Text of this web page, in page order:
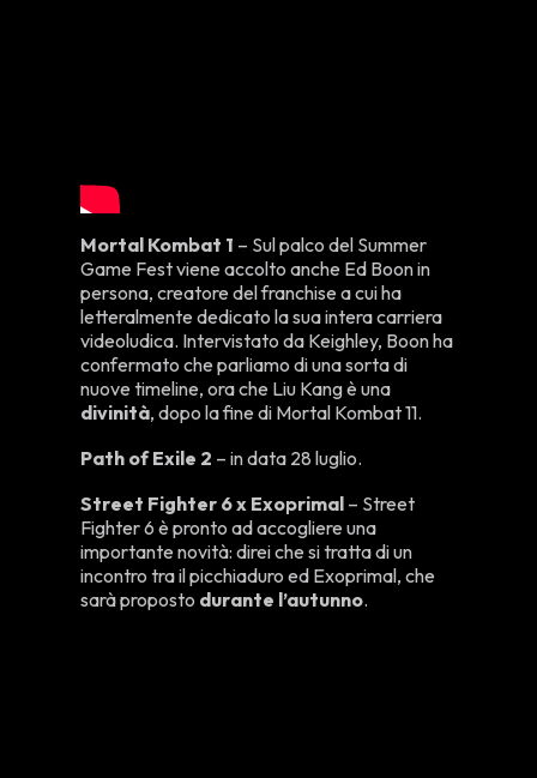
Mortal Kombat 1 – Sul palco del Summer
Game Fest viene accolto anche Ed Boon in
persona, creatore del franchise a cui ha
letteralmente dedicato la sua intera carriera
videoludica. Intervistato da Keighley, Boon ha
confermato che parliamo di una sorta di
nuove timeline, ora che Liu Kang è una
divinità, dopo la fine di Mortal Kombat 11.
Path of Exile 2 – in data 28 luglio.
Street Fighter 6 x Exoprimal – Street
Fighter 6 è pronto ad accogliere una
importante novità: direi che si tratta di un
incontro tra il picchiaduro ed Exoprimal, che
sarà proposto durante l’autunno.